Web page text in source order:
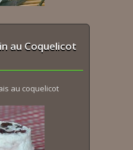
au Coquelicot
au coquelicot